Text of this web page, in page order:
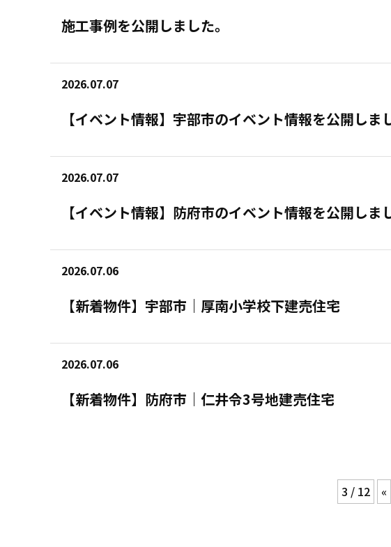
施工事例を公開しました。
2026.07.07
【イベント情報】宇部市のイベント情報を公開しま
2026.07.07
【イベント情報】防府市のイベント情報を公開しま
2026.07.06
【新着物件】宇部市｜厚南小学校下建売住宅
2026.07.06
【新着物件】防府市｜仁井令3号地建売住宅
3 / 12 «